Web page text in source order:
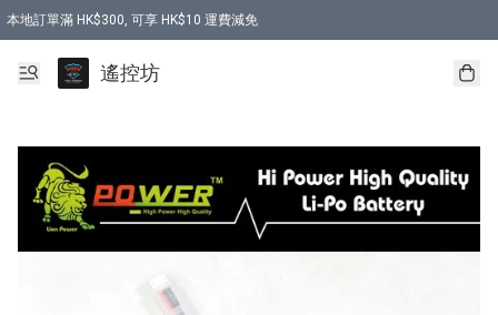
本地訂單滿 HK$300, 可享 HK$10 運費減免
購買 7.6V 6500mah 70C 電池 送 7.6V USB充電器
遙控坊